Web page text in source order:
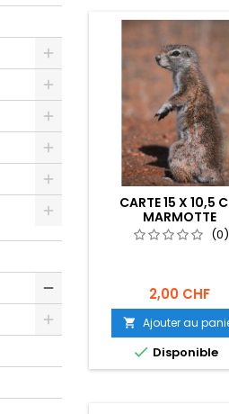
CARTE 15 X 10,5
MARMOTTE
(0)
2,00 CHF
 Ajouter au
 Disponible